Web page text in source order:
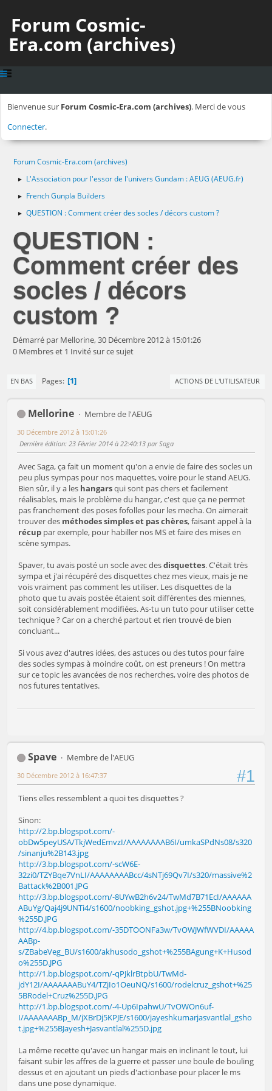
Forum Cosmic-
Era.com (archives)
Bienvenue sur Forum Cosmic-Era.com (archives). Merci de vous
Connecter.
Forum Cosmic-Era.com (archives)
► L'Association pour l'essor de l'univers Gundam : AEUG (AEUG.fr)
► French Gunpla Builders
► QUESTION : Comment créer des socles / décors custom ?
QUESTION :
Comment créer des
socles / décors
custom ?
Démarré par Mellorine, 30 Décembre 2012 à 15:01:26
0 Membres et 1 Invité sur ce sujet
EN BAS Pages 1 ACTIONS DE L'UTILISATEUR
Mellorine Membre de l'AEUG
30 Décembre 2012 à 15:01:26
Dernière édition: 23 Février 2014 à 22:40:13 par Saga
Avec Saga, ça fait un moment qu'on a envie de faire des socles un
peu plus sympas pour nos maquettes, voire pour le stand AEUG.
Bien sûr, il y a les hangarsqui sont pas chers et facilement
réalisables, mais le problème du hangar, c'est que ça ne permet
pas franchement des poses fofolles pour les mecha. On aimerait
trouver des méthodes simples et pas chères, faisant appel à la
récup par exemple, pour habiller nos MS et faire des mises en
scène sympas.
Spaver, tu avais posté un socle avec desdisquettes. C'était très
sympa et j'ai récupéré des disquettes chez mes vieux, mais je ne
vois vraiment pas comment les utiliser. Les disquettes de la
photo que tu avais postée étaient soit différentes des miennes,
soit considérablement modifiées. As-tu un tuto pour utiliser cette
technique ? Car on a cherché partout et rien trouvé de bien
concluant...
Si vous avez d'autres idées, des astuces ou des tutos pour faire
des socles sympas à moindre coût, on est preneurs ! On mettra
sur ce topic les avancées de nos recherches, voire des photos de
nos futures tentatives.
Spave Membre de l'AEUG
#1
30 Décembre 2012 à 16:47:37
Tiens elles ressemblent a quoi tes disquettes ?
Sinon:
http://2.bp.blogspot.com/-
obDw5peyUSA/TkjWedEmvzI/AAAAAAAAB6I/umkaSPdNs08/s320
/sinanju%2B143.jpg
http://3.bp.blogspot.com/-scW6E-
32zi0/TZYBqe7VnLI/AAAAAAAABcc/4sNTj69Qv7I/s320/massive%2
Battack%2B001.JPG
http://3.bp.blogspot.com/-8UYwB2h6v24/TwMd7B71EcI/AAAAAA
ABuYg/Qaj4j9UNTi4/s1600/noobking_gshot.jpg+%255BNoobking
%255D.JPG
http://4.bp.blogspot.com/-35DTOONFa3w/TvOWJWfWVDI/AAAAA
AABp-
s/ZBabeVeg_BU/s1600/akhusodo_gshot+%255BAgung+K+Husod
o%255D.JPG
http://1.bp.blogspot.com/-qPJklrBtpbU/TwMd-
jdY12I/AAAAAAABuY4/TZjIo1OeuNQ/s1600/rodelcruz_gshot+%25
5BRodel+Cruz%255D.JPG
http://1.bp.blogspot.com/-4-Up6IpahwU/TvOWOn6uf-
I/AAAAAAABp_M/jXBrDj5KPJE/s1600/jayeshkumarjasvantlal_gsho
t.jpg+%255BJayesh+Jasvantlal%255D.jpg
La même recette qu'avec un hangar mais en inclinant le tout, lui
faisant subir les affres de la guerre et passer une boule de bouling
dessus et en ajoutant un pieds d'actionbase pour placer le ms
dans une pose dynamique.